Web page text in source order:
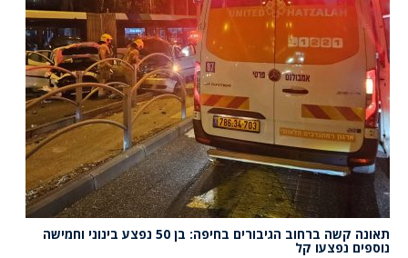
תאונה קשה ברחוב הגיבורים בחיפה: בן 50 נפצע בינוני וחמישה
נוספים נפצעו קל